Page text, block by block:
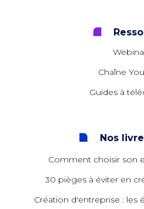
Chaîne
Guides à
Nos
Comment choisir son
30 pièges à éviter en
Création d'entreprise : les